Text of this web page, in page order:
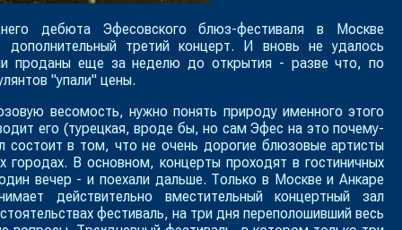
дебюта Эфесовского блюз-фестиваля в Москве
третий концерт. И вновь не удалось
проданы еще за неделю до открытия - разве что, по
"упали" цены.
весомость, нужно понять природу именного этого
его (турецкая, вроде бы, но сам Эфес на это почему-
в том, что не очень дорогие блюзовые артисты
городах. В основном, концерты проходят в гостиничных
вечер - и поехали дальше. Только в Москве и Анкаре
действительно вместительный концертный зал
фестиваль, на три дня переполошивший весь